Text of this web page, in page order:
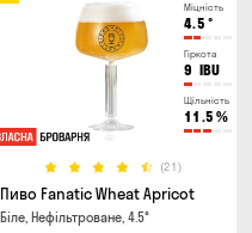
Міцність
4.5 °
Гіркота
9 IBU
Щільність
11.5 %
(21)
Пиво Fanatic Wheat Apricot
Біле, Нефільтроване, 4.5°